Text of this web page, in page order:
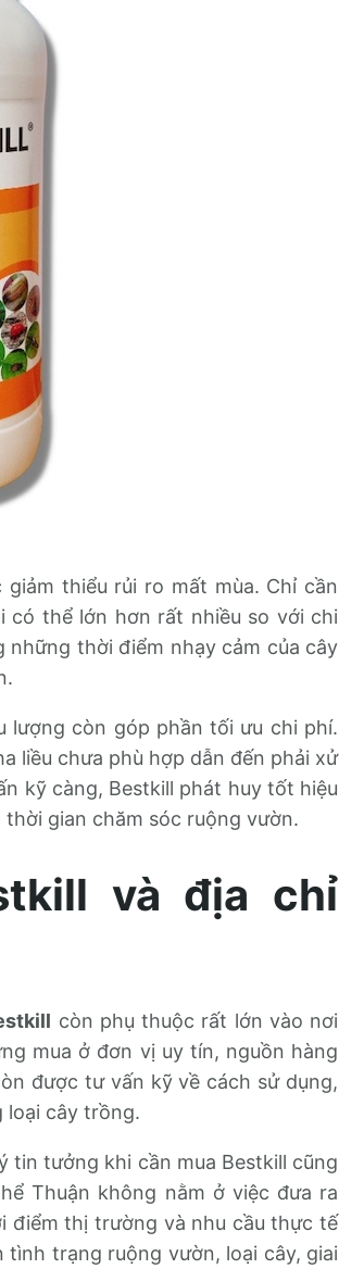
thiểu rủi ro mất mùa. Chỉ cần
thể lớn hơn rất nhiều so với chi
thời điểm nhạy cảm của cây
lượng còn góp phần tối ưu chi phí.
liều chưa phù hợp dẫn đến phải xử
kỹ càng, Bestkill phát huy tốt hiệu
gian chăm sóc ruộng vườn.
và địa chỉ
còn phụ thuộc rất lớn vào nơi
mua ở đơn vị uy tín, nguồn hàng
được tư vấn kỹ về cách sử dụng,
loại cây trồng.
tin tưởng khi cần mua Bestkill cũng
Thuận không nằm ở việc đưa ra
điểm thị trường và nhu cầu thực tế
trạng ruộng vườn, loại cây, giai